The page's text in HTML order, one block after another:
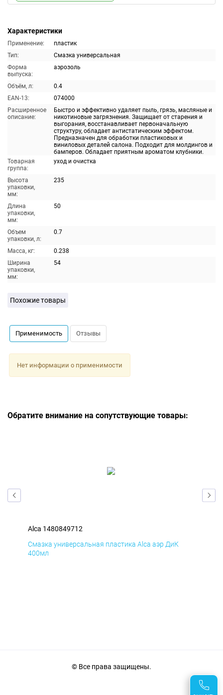
Характеристики
Применение:
пластик
Тип:
Смазка универсальная
Форма
выпуска:
аэрозоль
Объём, л:
0.4
EAN-13:
074000
Расширенное
описание:
Быстро и эффективно удаляет пыль, грязь, масляные и
никотиновые загрязнения. Защищает от старения и
выгорания, восстанавливает первоначальную
структуру, обладает антистатическим эффектом.
Предназначен для обработки пластиковых и
виниловых деталей салона. Подходит для молдингов и
бамперов. Обладает приятным ароматом клубники.
Товарная
группа:
уход и очистка
Высота
упаковки,
мм:
235
Длина
упаковки,
мм:
50
Объем
упаковки, л:
0.7
Масса, кг:
0.238
Ширина
упаковки,
мм:
54
Похожие товары
Применимость Отзывы
Нет информации о применимости
Обратите внимание на сопутствующие товары:
Alca 1480849712
Смазка универсальная пластика Alca аэр ДиК
400мл
© Все права защищены.